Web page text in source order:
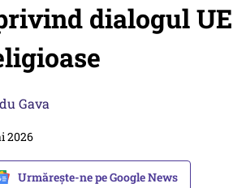
dialogul
Gava
2026
Urmărește-ne pe Google News